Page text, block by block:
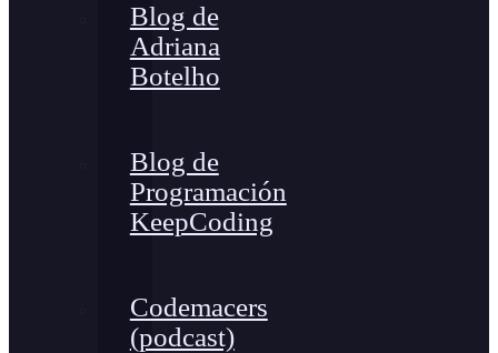
Blog de
Adriana
Botelho
Blog de
Programación
KeepCoding
Codemacers
(podcast)